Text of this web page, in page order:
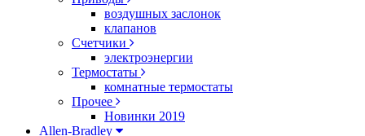
воздушных заслонок
клапанов
Счетчики
электроэнергии
Термостаты
комнатные термостаты
Прочее
Новинки 2019
Allen-Bradley